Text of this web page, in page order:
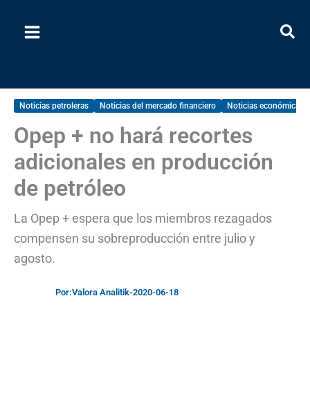
Noticias petroleras Noticias del mercado financiero Noticias económicas
Opep + no hará recortes
adicionales en producción
de petróleo
La Opep + espera que los miembros rezagados
compensen su sobreproducción entre julio y
agosto.
Por:Valora Analitik-2020-06-18